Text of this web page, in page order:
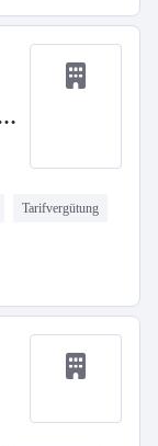
Tarifvergütung